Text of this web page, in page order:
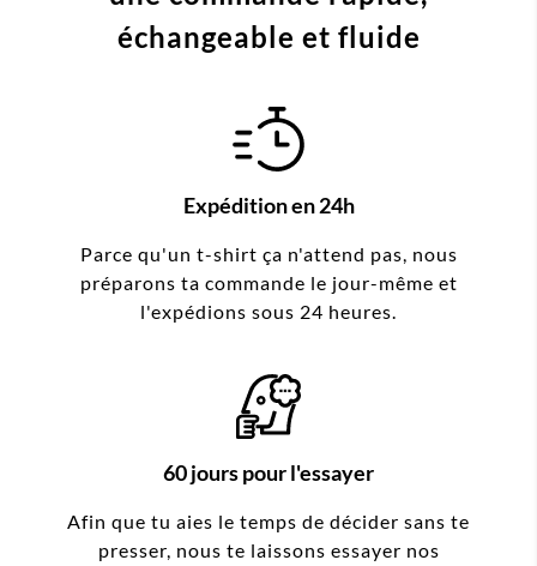
échangeable et fluide
Expédition en 24h
Parce qu'un t-shirt ça n'attend pas, nous
préparons ta commande le jour-même et
l'expédions sous 24 heures.
60 jours pour l'essayer
Afin que tu aies le temps de décider sans te
presser, nous te laissons essayer nos